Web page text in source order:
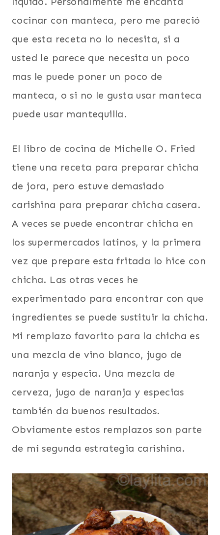
cocinar con manteca, pero me pareció
que esta receta no lo necesita, si a
usted le parece que necesita un poco
mas le puede poner un poco de
manteca, o si no le gusta usar manteca
puede usar mantequilla.
El libro de cocina de Michelle O. Fried
tiene una receta para preparar chicha
de jora, pero estuve demasiado
carishina para preparar chicha casera.
A veces se puede encontrar chicha en
los supermercados latinos, y la primera
vez que prepare esta fritada lo hice con
chicha. Las otras veces he
experimentado para encontrar con que
ingredientes se puede sustituir la chicha.
Mi remplazo favorito para la chicha es
una mezcla de vino blanco, jugo de
naranja y especia. Una mezcla de
cerveza, jugo de naranja y especias
también da buenos resultados.
Obviamente estos remplazos son parte
de mi segunda estrategia carishina.